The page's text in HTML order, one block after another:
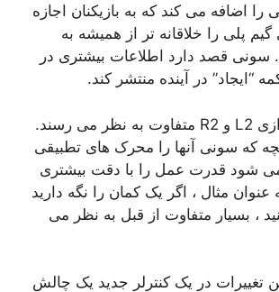
اضافه می کند که به بازیکنان اجازه
پلی را خلاقانه تر از همیشه به
سونی قصد دارد اطلاعات بیشتری در
“ایجاد” در آینده منتشر کند.
کلیدهای راه اندازی L2 و R2 متفاوت به نظر می رسند.
که سونی آنها را محرک های تطبیقی
شود قدرت عمل را با دقت بیشتری
مثال ، اگر یک کمان را نگه دارید
، بسیار متفاوت از قبل به نظر می
تغییرات در یک کنترلر جدید یک چالش